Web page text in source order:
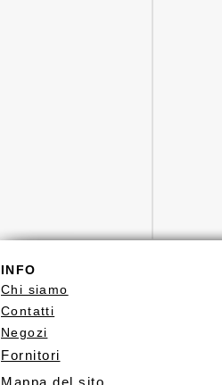
INFO
Chi siamo
Contatti
Negozi
Fornitori
Mappa del sito